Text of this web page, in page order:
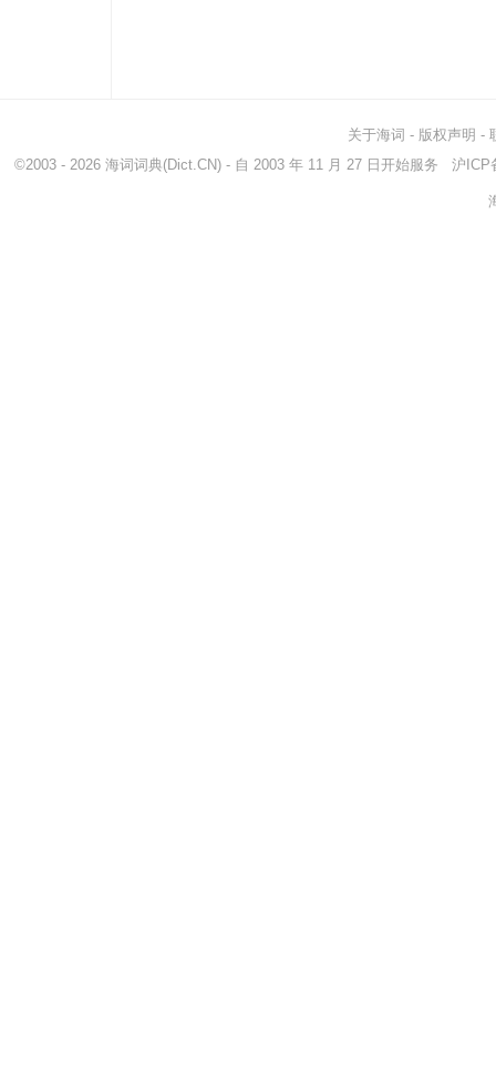
关于海词 - 版权声明 -
©2003 - 2026 海词词典(Dict.CN) - 自 2003 年 11 月 27 日开始服务 沪ICP